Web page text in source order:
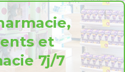
et
7j/7